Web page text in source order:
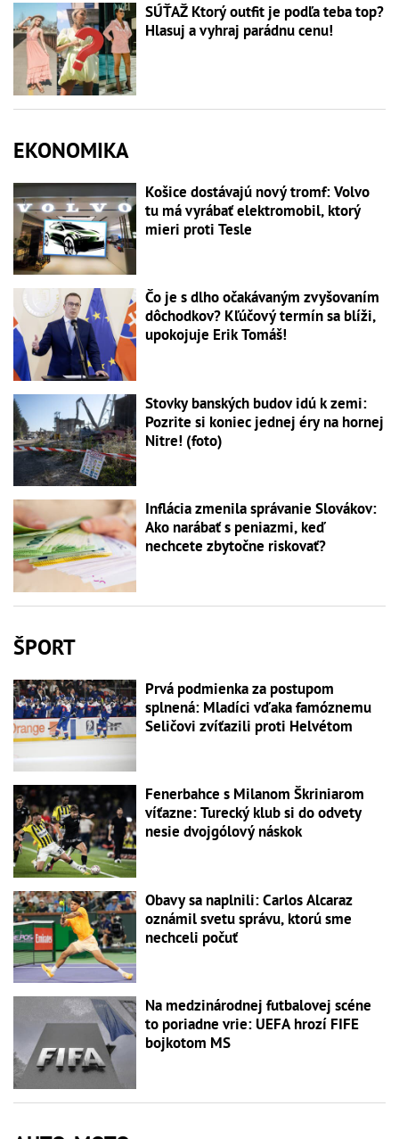
SÚŤAŽ Ktorý outfit je podľa teba top?
Hlasuj a vyhraj parádnu cenu!
EKONOMIKA
Košice dostávajú nový tromf: Volvo
tu má vyrábať elektromobil, ktorý
mieri proti Tesle
Čo je s dlho očakávaným zvyšovaním
dôchodkov? Kľúčový termín sa blíži,
upokojuje Erik Tomáš!
Stovky banských budov idú k zemi:
Pozrite si koniec jednej éry na hornej
Nitre! (foto)
Inflácia zmenila správanie Slovákov:
Ako narábať s peniazmi, keď
nechcete zbytočne riskovať?
ŠPORT
Prvá podmienka za postupom
splnená: Mladíci vďaka famóznemu
Seličovi zvíťazili proti Helvétom
Fenerbahce s Milanom Škriniarom
víťazne: Turecký klub si do odvety
nesie dvojgólový náskok
Obavy sa naplnili: Carlos Alcaraz
oznámil svetu správu, ktorú sme
nechceli počuť
Na medzinárodnej futbalovej scéne
to poriadne vrie: UEFA hrozí FIFE
bojkotom MS